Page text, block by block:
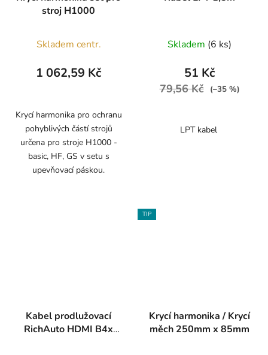
stroj H1000
Skladem centr.
1 062,59 Kč
Krycí harmonika pro ochranu
pohyblivých částí strojů
určena pro stroje H1000 -
basic, HF, GS v setu s
upevňovací páskou.
Skladem (6 ks)
51 Kč
79,56 Kč (–35 %)
LPT kabel
Kabel prodlužovací
RichAuto HDMI B4x
TIP
Krycí harmonika / Krycí
měch 250mm x 85mm